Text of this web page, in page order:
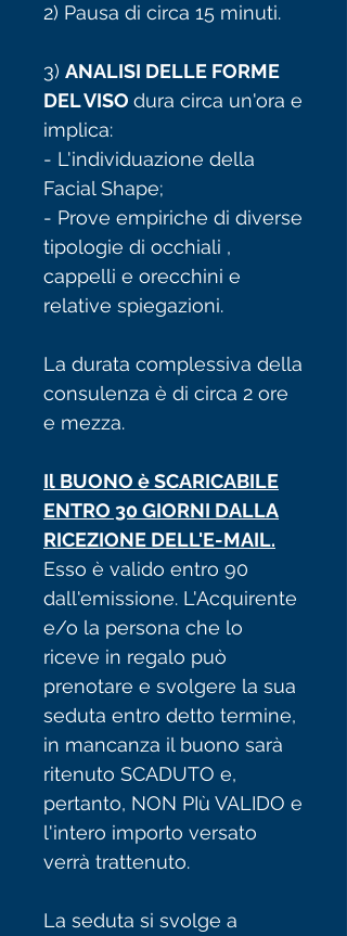
2) Pausa di circa 15 minuti.
3) ANALISI DELLE FORME
DEL VISO dura circa un'ora e
implica:
- L'individuazione della
Facial Shape;
- Prove empiriche di diverse
tipologie di occhiali ,
cappelli e orecchini e
relative spiegazioni.
La durata complessiva della
consulenza è di circa 2 ore
e mezza.
Il BUONO è SCARICABILE
ENTRO 30 GIORNI DALLA
RICEZIONE DELL'E-MAIL.
Esso è valido entro 90
dall'emissione. L'Acquirente
e/o la persona che lo
riceve in regalo può
prenotare e svolgere la sua
seduta entro detto termine,
in mancanza il buono sarà
ritenuto SCADUTO e,
pertanto, NON PIù VALIDO e
l'intero importo versato
verrà trattenuto.
La seduta si svolge a